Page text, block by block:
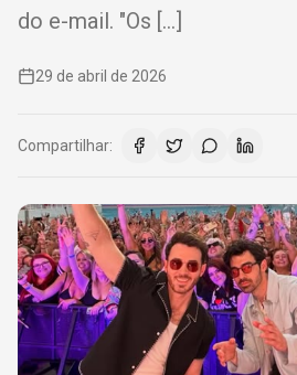
do e-mail. "Os […]
29 de abril de 2026
Compartilhar: